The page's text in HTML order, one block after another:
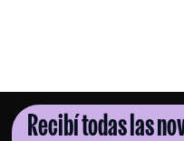
Recibí todas las